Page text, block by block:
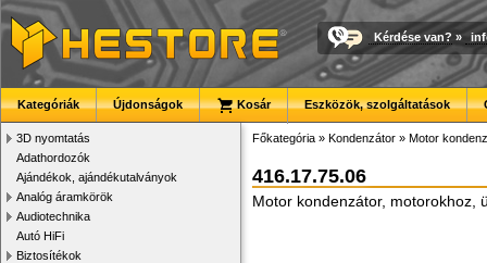
Kérdése van? »
Kategóriák Újdonságok Kosár Eszközök, szolgáltatások
3D nyomtatás
Adathordozók
Ajándékok, ajándékutalványok
Analóg áramkörök
Audiotechnika
Autó HiFi
Biztosítékok
Főkategória » Kondenzátor » Motor
416.17.75.06
Motor kondenzátor, motorokhoz,